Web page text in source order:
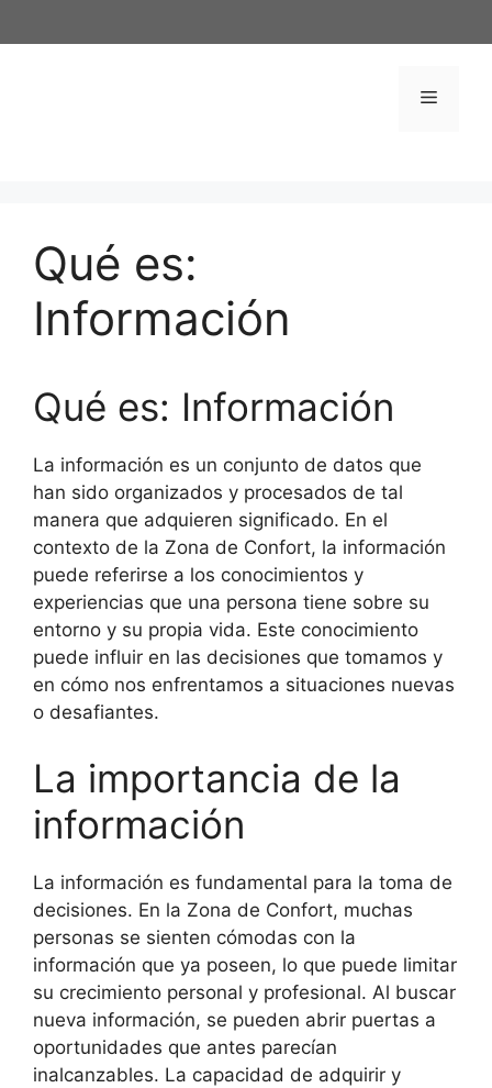
al
Menú
Qué es:
Información
Qué es: Información
La información es un conjunto de datos que
han sido organizados y procesados de tal
manera que adquieren significado. En el
contexto de la Zona de Confort, la información
puede referirse a los conocimientos y
experiencias que una persona tiene sobre su
entorno y su propia vida. Este conocimiento
puede influir en las decisiones que tomamos y
en cómo nos enfrentamos a situaciones nuevas
o desafiantes.
La importancia de la
información
La información es fundamental para la toma de
decisiones. En la Zona de Confort, muchas
personas se sienten cómodas con la
información que ya poseen, lo que puede limitar
su crecimiento personal y profesional. Al buscar
nueva información, se pueden abrir puertas a
oportunidades que antes parecían
inalcanzables. La capacidad de adquirir y